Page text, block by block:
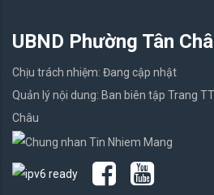
UBND Phường Tân
Chịu trách nhiệm: Đang cập nhật
Quản lý nội dung: Ban biên tập Trang
Châu